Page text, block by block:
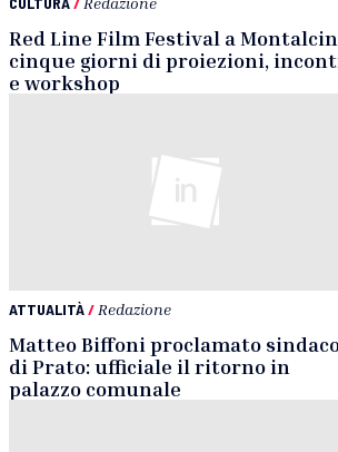
Red Line Film Festival a
cinque giorni di proiezioni,
e workshop
ATTUALITÀ/ Redazione
Matteo Biffoni proclamato
di Prato: ufficiale il ritorno in
palazzo comunale